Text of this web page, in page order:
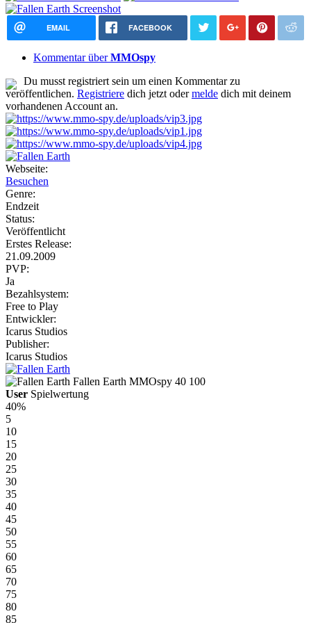
EMAIL FACEBOOK
Kommentar überMMOspy
Du musst registriert sein um einen Kommentar zu
veröffentlichen. Registriere dich jetzt odermelde dich mit deinem
vorhandenen Account an.
Webseite:
Besuchen
Genre:
Endzeit
Status:
Veröffentlicht
Erstes Release:
21.09.2009
PVP:
Ja
Bezahlsystem:
Free to Play
Entwickler:
Icarus Studios
Publisher:
Icarus Studios
Fallen Earth MMOspy 40 100
User Spielwertung
40%
5
10
15
20
25
30
35
40
45
50
55
60
65
70
75
80
85